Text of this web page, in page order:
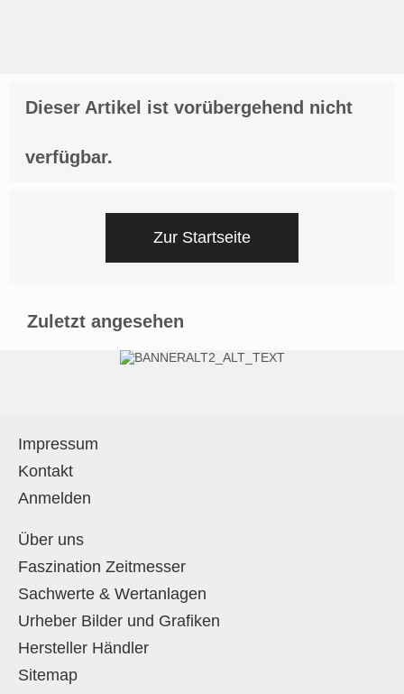
Dieser Artikel ist vorübergehend nicht
verfügbar.
Zur Startseite
Zuletzt angesehen
Impressum
Kontakt
Anmelden
Über uns
Faszination Zeitmesser
Sachwerte & Wertanlagen
Urheber Bilder und Grafiken
Hersteller Händler
Sitemap